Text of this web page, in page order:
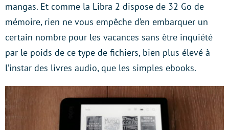
mangas. Et comme la Libra 2 dispose de 32 Go de
mémoire, rien ne vous empêche d’en embarquer un
certain nombre pour les vacances sans être inquiété
par le poids de ce type de fichiers, bien plus élevé à
l’instar des livres audio, que les simples ebooks.